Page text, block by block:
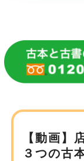
【動画】
３つの古